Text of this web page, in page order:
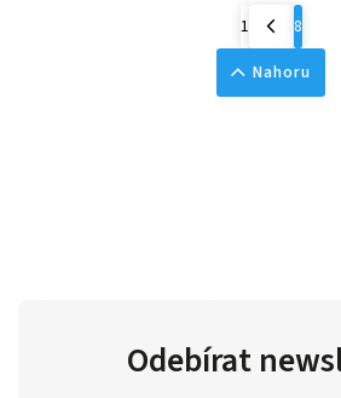
1
8
Nahoru
Odebírat